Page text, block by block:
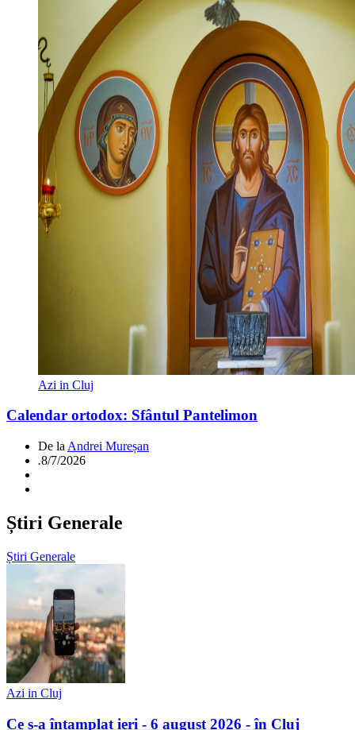
Azi in Cluj
Calendar ortodox: Sfântul Pantelimon
De la Andrei Mureșan
.8/7/2026
Știri Generale
Știri Generale
Azi in Cluj
Ce s-a întamplat ieri - 6 august 2026 - în Cluj